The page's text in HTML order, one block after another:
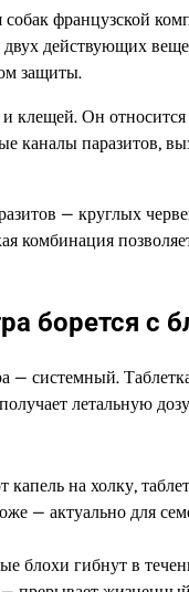
собак французской
действующих
защиты.
клещей. Он
каналы паразитов,
— круглых
комбинация
борется с
системный.
летальную
на холку,
— актуально для
блохи гибнут в